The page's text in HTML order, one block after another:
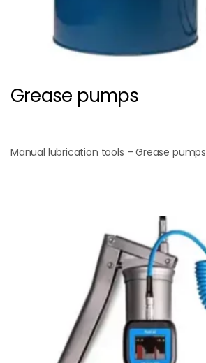
Grease pumps
Manual lubrication tools – Grease pumps